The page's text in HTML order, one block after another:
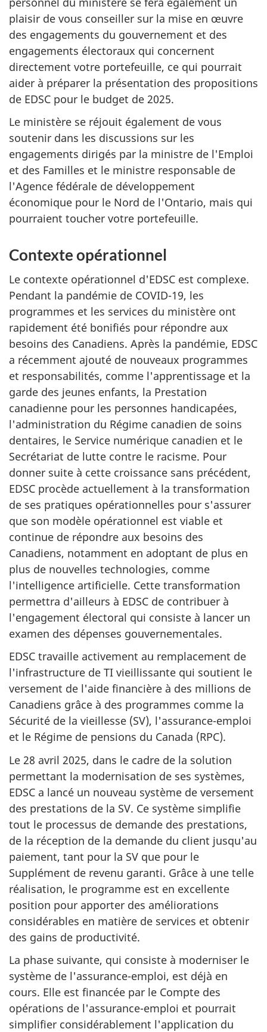
plaisir de vous conseiller sur la mise en œuvre
des engagements du gouvernement et des
engagements électoraux qui concernent
directement votre portefeuille, ce qui pourrait
aider à préparer la présentation des propositions
de EDSC pour le budget de 2025.
Le ministère se réjouit également de vous
soutenir dans les discussions sur les
engagements dirigés par la ministre de l'Emploi
et des Familles et le ministre responsable de
l'Agence fédérale de développement
économique pour le Nord de l'Ontario, mais qui
pourraient toucher votre portefeuille.
Contexte opérationnel
Le contexte opérationnel d'EDSC est complexe.
Pendant la pandémie de COVID-19, les
programmes et les services du ministère ont
rapidement été bonifiés pour répondre aux
besoins des Canadiens. Après la pandémie, EDSC
a récemment ajouté de nouveaux programmes
et responsabilités, comme l'apprentissage et la
garde des jeunes enfants, la Prestation
canadienne pour les personnes handicapées,
l'administration du Régime canadien de soins
dentaires, le Service numérique canadien et le
Secrétariat de lutte contre le racisme. Pour
donner suite à cette croissance sans précédent,
EDSC procède actuellement à la transformation
de ses pratiques opérationnelles pour s'assurer
que son modèle opérationnel est viable et
continue de répondre aux besoins des
Canadiens, notamment en adoptant de plus en
plus de nouvelles technologies, comme
l'intelligence artificielle. Cette transformation
permettra d'ailleurs à EDSC de contribuer à
l'engagement électoral qui consiste à lancer un
examen des dépenses gouvernementales.
EDSC travaille activement au remplacement de
l'infrastructure de TI vieillissante qui soutient le
versement de l'aide financière à des millions de
Canadiens grâce à des programmes comme la
Sécurité de la vieillesse (SV), l'assurance-emploi
et le Régime de pensions du Canada (RPC).
Le 28 avril 2025, dans le cadre de la solution
permettant la modernisation de ses systèmes,
EDSC a lancé un nouveau système de versement
des prestations de la SV. Ce système simplifie
tout le processus de demande des prestations,
de la réception de la demande du client jusqu'au
paiement, tant pour la SV que pour le
Supplément de revenu garanti. Grâce à une telle
réalisation, le programme est en excellente
position pour apporter des améliorations
considérables en matière de services et obtenir
des gains de productivité.
La phase suivante, qui consiste à moderniser le
système de l'assurance-emploi, est déjà en
cours. Elle est financée par le Compte des
opérations de l'assurance-emploi et pourrait
simplifier considérablement l'application du